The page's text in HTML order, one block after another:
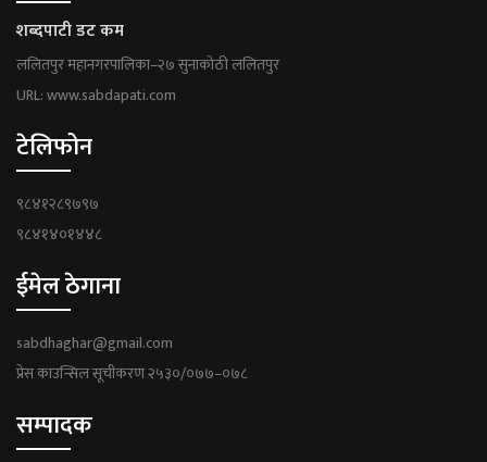
शब्दपाटी डट कम
ललितपुर महानगरपालिका–२७ सुनाकोठी ललितपुर
URL: www.sabdapati.com
टेलिफोन
९८४१२८९७९७
९८४१४०१४४८
ईमेल ठेगाना
sabdhaghar@gmail.com
प्रेस काउन्सिल सूचीकरण २५३०/०७७–०७८
सम्पादक